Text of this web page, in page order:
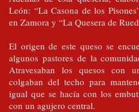
León: “La Casona de los
en Zamora y “La Quesera de
El origen de este queso se
algunos pastores de la
Atravesaban los quesos con
colgaban del techo para
igual que se hacía con los
con un agujero central.